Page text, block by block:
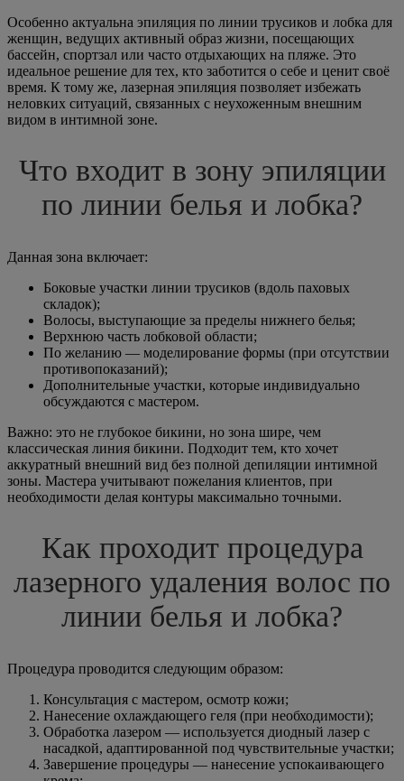
Особенно актуальна эпиляция по линии трусиков и лобка для
женщин, ведущих активный образ жизни, посещающих
бассейн, спортзал или часто отдыхающих на пляже. Это
идеальное решение для тех, кто заботится о себе и ценит своё
время. К тому же, лазерная эпиляция позволяет избежать
неловких ситуаций, связанных с неухоженным внешним
видом в интимной зоне.
Что входит в зону эпиляции
по линии белья и лобка?
Данная зона включает:
Боковые участки линии трусиков (вдоль паховых
складок);
Волосы, выступающие за пределы нижнего белья;
Верхнюю часть лобковой области;
По желанию — моделирование формы (при отсутствии
противопоказаний);
Дополнительные участки, которые индивидуально
обсуждаются с мастером.
Важно: это не глубокое бикини, но зона шире, чем
классическая линия бикини. Подходит тем, кто хочет
аккуратный внешний вид без полной депиляции интимной
зоны. Мастера учитывают пожелания клиентов, при
необходимости делая контуры максимально точными.
Как проходит процедура
лазерного удаления волос по
линии белья и лобка?
Процедура проводится следующим образом:
Консультация с мастером, осмотр кожи;
Нанесение охлаждающего геля (при необходимости);
Обработка лазером — используется диодный лазер с
насадкой, адаптированной под чувствительные участки;
Завершение процедуры — нанесение успокаивающего